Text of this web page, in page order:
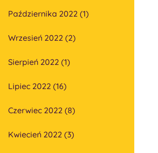
Października 2022 (1)
Wrzesień 2022 (2)
Sierpień 2022 (1)
Lipiec 2022 (16)
Czerwiec 2022 (8)
Kwiecień 2022 (3)